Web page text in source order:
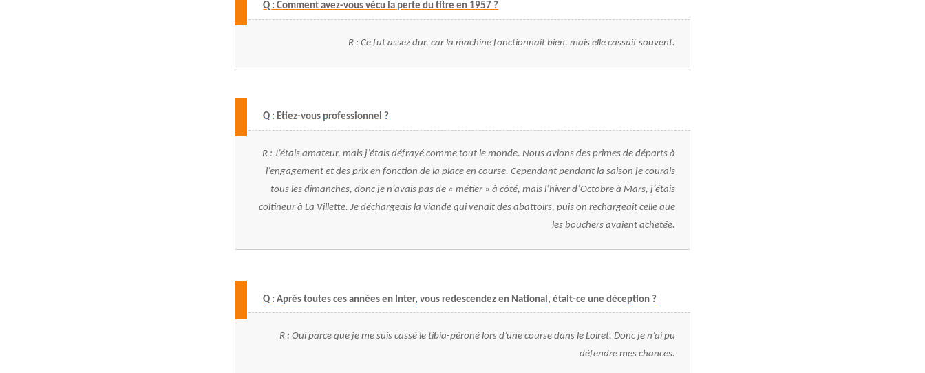
Q : Comment avez-vous vécu la perte du titre en 1957 ?
R : Ce fut assez dur, car la machine fonctionnait bien, mais elle cassait souvent.
Q : Etiez-vous professionnel ?
R : J’étais amateur, mais j’étais défrayé comme tout le monde. Nous avions des primes de départs à
l’engagement et des prix en fonction de la place en course. Cependant pendant la saison je courais
tous les dimanches, donc je n’avais pas de « métier » à côté, mais l’hiver d’Octobre à Mars, j’étais
coltineur à La Villette. Jedéchargeais la viande qui venait des abattoirs, puis on rechargeait celle que
les bouchers avaient achetée.
Q : Après toutes ces années en Inter, vous redescendez en National, était-ce une déception ?
R : Oui parce que je me suis cassé le tibia-péroné lors d’une course dans le Loiret. Donc je n’ai pu
défendre mes chances.